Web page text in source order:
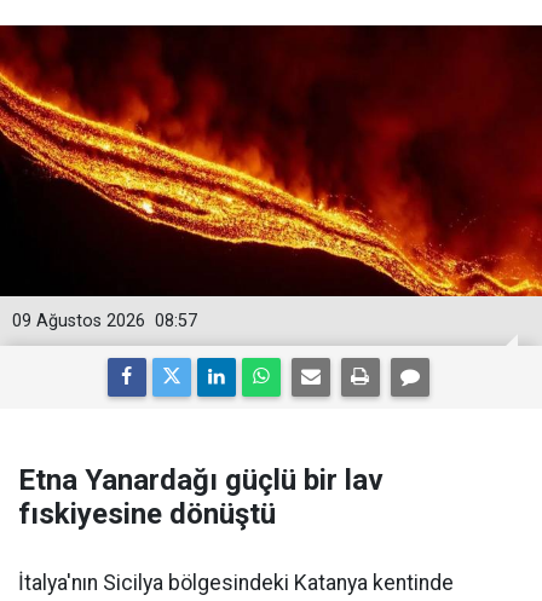
08:57
09 Ağustos 2026
Etna Yanardağı güçlü bir lav
fıskiyesine dönüştü
İtalya'nın Sicilya bölgesindeki Katanya kentinde